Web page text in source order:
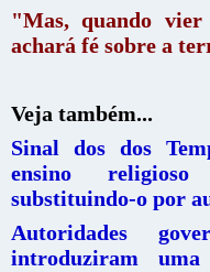
"Mas, quando
achará fé sobre a
Veja também...
Sinal dos dos
ensino
substituindo-o por
Autoridades
introduziram